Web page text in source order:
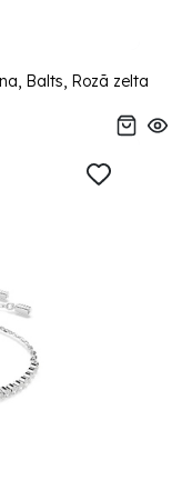
Balts, Rozā zelta